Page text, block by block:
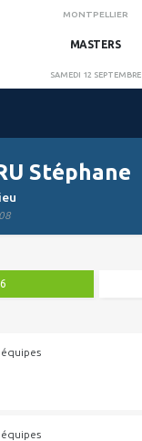
MONTPELLIER
MASTERS
SAMEDI 12 SEPTEMBRE
Stéphane